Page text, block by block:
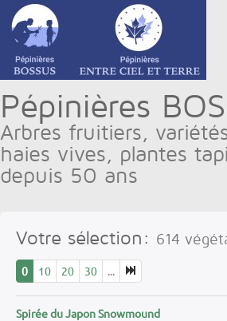
Pépinières
Arbres fruitiers,
haies vives, plantes
depuis 50 ans
Votre sélection: 614
0 10 20 30
Spirée du Japon Snowmound